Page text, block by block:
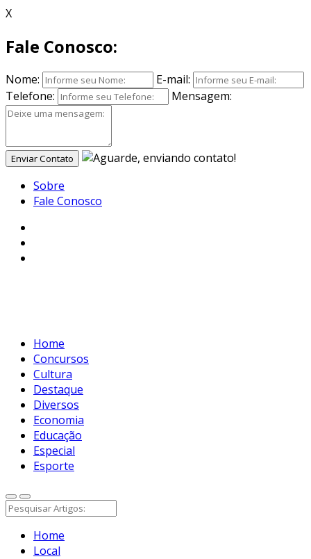
X
Fale Conosco:
Nome:
E-mail:
Telefone:
Mensagem:
Enviar Contato
Sobre
Fale Conosco
Home
Concursos
Cultura
Destaque
Diversos
Economia
Educação
Especial
Esporte
Home
Local